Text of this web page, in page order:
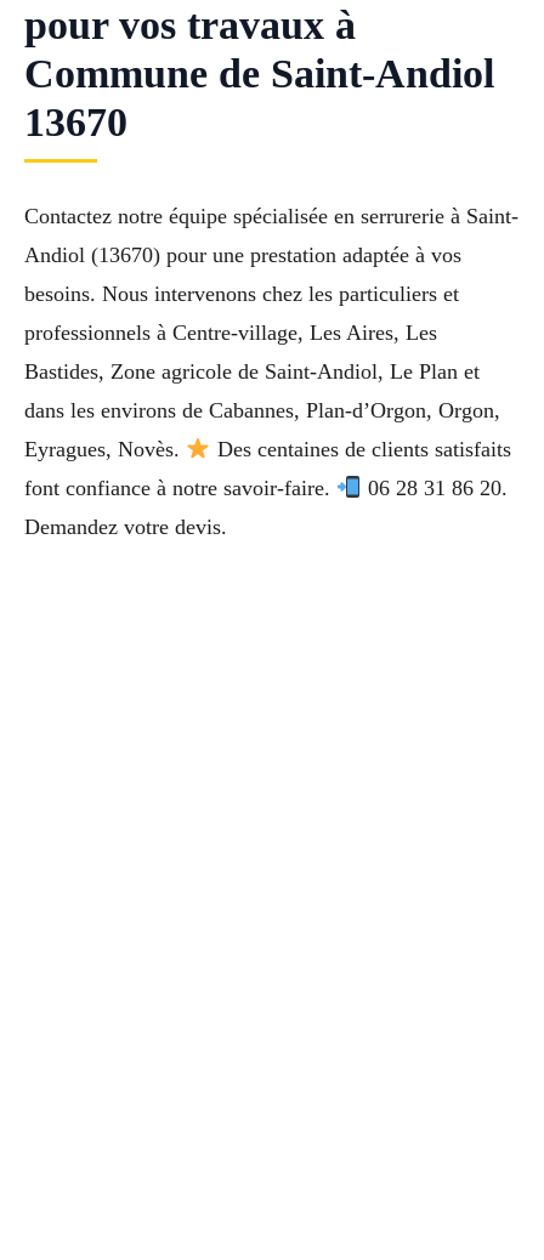
pour vos travaux à
Commune de Saint-Andiol
13670
Contactez notre équipe spécialisée en serrurerie à Saint-
Andiol (13670) pour une prestation adaptée à vos
besoins. Nous intervenons chez les particuliers et
professionnels à Centre-village, Les Aires, Les
Bastides, Zone agricole de Saint-Andiol, Le Plan et
dans les environs de Cabannes, Plan-d’Orgon, Orgon,
Eyragues, Novès.
Des centaines de clients satisfaits
font confiance à notre savoir-faire.
06 28 31 86 20.
Demandez votre devis.